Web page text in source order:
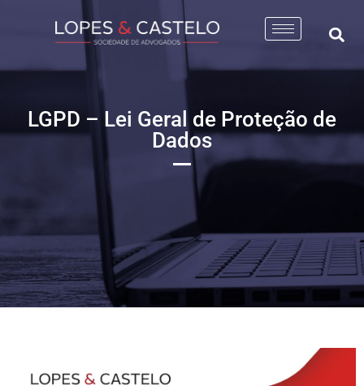
LGPD – Lei Geral de Proteção de
Dados